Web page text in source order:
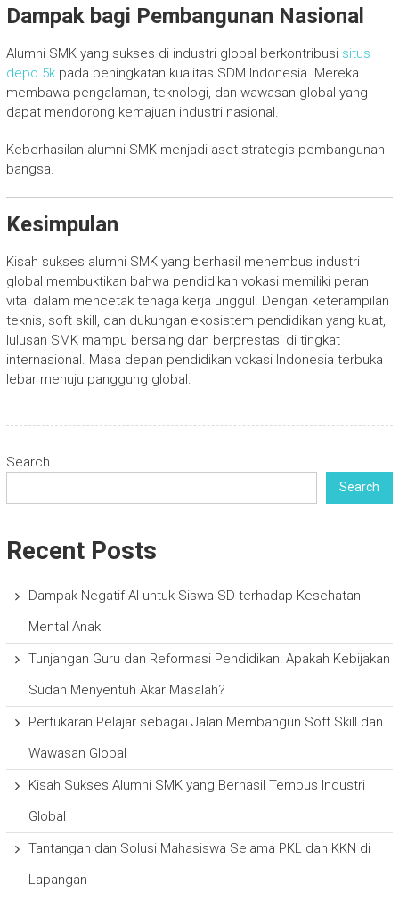
Dampak bagi Pembangunan Nasional
Alumni SMK yang sukses di industri global berkontribusi situs
depo 5kpada peningkatan kualitas SDM Indonesia. Mereka
membawa pengalaman, teknologi, dan wawasan global yang
dapat mendorong kemajuan industri nasional.
Keberhasilan alumni SMK menjadi aset strategis pembangunan
bangsa.
Kesimpulan
Kisah sukses alumni SMK yang berhasil menembus industri
global membuktikan bahwa pendidikan vokasi memiliki peran
vital dalam mencetak tenaga kerja unggul. Dengan keterampilan
teknis, soft skill, dan dukungan ekosistem pendidikan yang kuat,
lulusan SMK mampu bersaing dan berprestasi di tingkat
internasional. Masa depan pendidikan vokasi Indonesia terbuka
lebar menuju panggung global.
Search
Search
Recent Posts
Dampak Negatif AI untuk Siswa SD terhadap Kesehatan
Mental Anak
Tunjangan Guru dan Reformasi Pendidikan: Apakah Kebijakan
Sudah Menyentuh Akar Masalah?
Pertukaran Pelajar sebagai Jalan Membangun Soft Skill dan
Wawasan Global
Kisah Sukses Alumni SMK yang Berhasil Tembus Industri
Global
Tantangan dan Solusi Mahasiswa Selama PKL dan KKN di
Lapangan